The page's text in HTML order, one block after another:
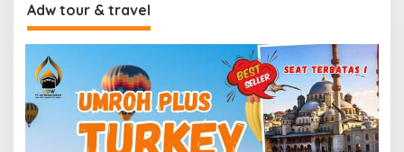
Adw tour & travel